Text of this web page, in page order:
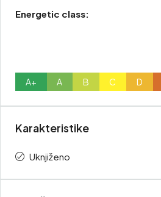
Energetic class:
A+ A B C D
Karakteristike
Uknjiženo